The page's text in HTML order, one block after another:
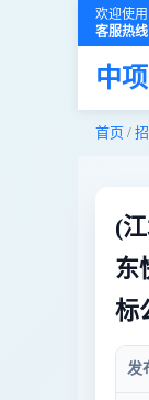
欢迎使
客服热线
中
首页 /
(
东
标
发